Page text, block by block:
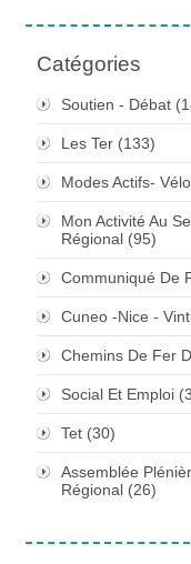
Catégories
Soutien - Débat
Les Ter (133)
Modes Actifs-
Mon Activité Au
Régional (95)
Communiqué De
Cuneo -nice -
Chemins De Fer
Social Et Emploi
Tet (30)
Assemblée
Régional (26)